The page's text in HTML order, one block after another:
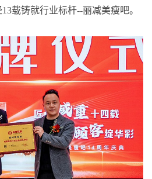
13载铸就行业标杆--丽减美瘦吧。